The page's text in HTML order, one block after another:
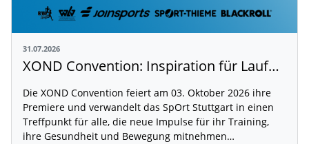
31.07.2026
XOND Convention: Inspiration für Laufen, Fitness und Gesundheit
Die XOND Convention feiert am 03. Oktober 2026 ihre
Premiere und verwandelt das SpOrt Stuttgart in einen
Treffpunkt für alle, die neue Impulse für ihr Training,
ihre Gesundheit und Bewegung mitnehmen…